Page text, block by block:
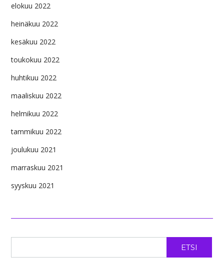
elokuu 2022
heinäkuu 2022
kesäkuu 2022
toukokuu 2022
huhtikuu 2022
maaliskuu 2022
helmikuu 2022
tammikuu 2022
joulukuu 2021
marraskuu 2021
syyskuu 2021
ETSI